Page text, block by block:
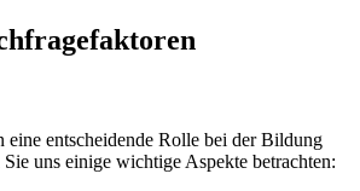
eine entscheidende Rolle bei der Bildung
uns einige wichtige Aspekte betrachten: